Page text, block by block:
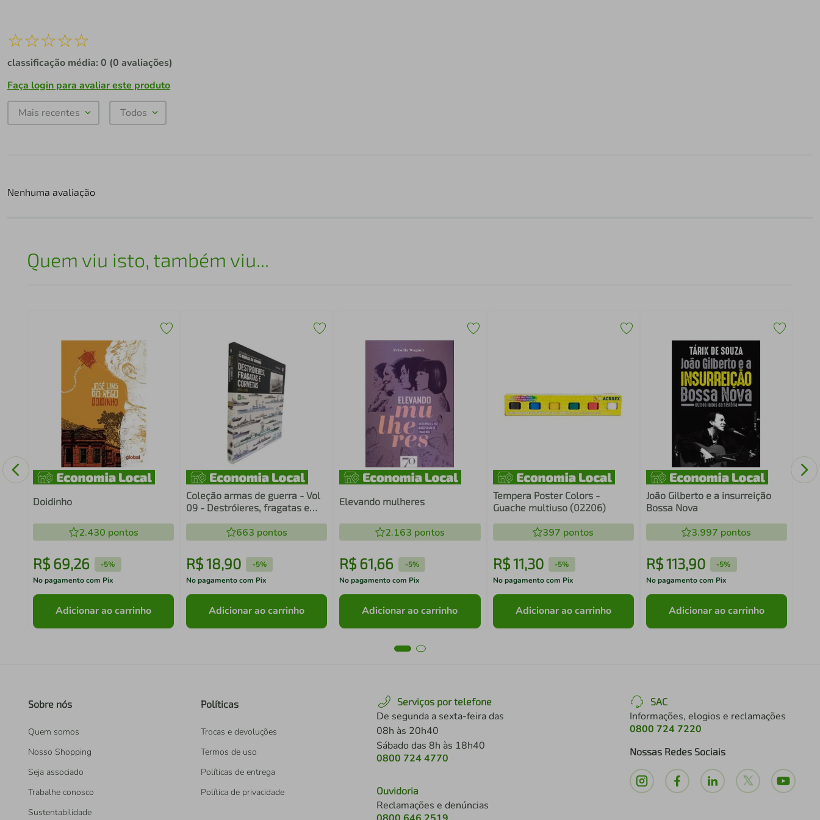
☆☆☆☆☆
classificação média: 0 (0 avaliações)
Faça login para avaliar este produto
Mais recentes Todos
Nenhuma avaliação
Quem viu isto, também viu...
Doidinho
2.430 pontos
R$ 69,26 -5%
No pagamento com Pix
Adicionar ao carrinho
Coleção armas de guerra - Vol
09 - Destróieres, fragatas e
663 pontos
R$18,90 -5%
No pagamento com Pix
Adicionar ao carrinho
Elevando mulheres
2.163 pontos
R$61,66 -5%
No pagamento com Pix
Adicionar ao carrinho
Tempera Poster Colors -
Guache multiuso (02206)
397 pontos
R$11,30 -5%
No pagamento com Pix
Adicionar ao carrinho
João Gilberto e a insurreição
Bossa Nova
3.997 pontos
R$113,90 -5%
No pagamento com Pix
Adicionar ao carrinho
Sobre nós
Quem somos
Nosso Shopping
Seja associado
Trabalhe conosco
Sustentabilidade
Políticas
Trocas e devoluções
Termos de uso
Políticas de entrega
Política de privacidade
Serviços por telefone
De segunda a sexta-feira das
08h às 20h40
Sábado das 8h às 18h40
0800 724 4770
Ouvidoria
Reclamações e denúncias
SAC
Informações, elogios e reclamações
0800 724 7220
Nossas Redes Sociais